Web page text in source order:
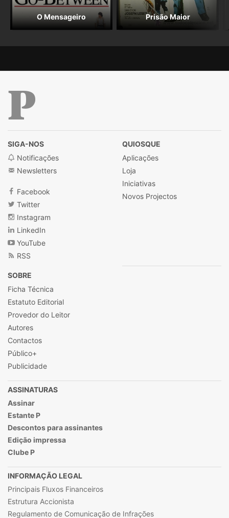
O Mensageiro Prisão Maior
SIGA-NOS
Notificações
Newsletters
Facebook
Twitter
Instagram
LinkedIn
YouTube
RSS
QUIOSQUE
Aplicações
Loja
Iniciativas
Novos Projectos
SOBRE
Ficha Técnica
Estatuto Editorial
Provedor do Leitor
Autores
Contactos
Público+
Publicidade
ASSINATURAS
Assinar
Estante P
Descontos para assinantes
Edição impressa
Clube P
INFORMAÇÃO LEGAL
Principais Fluxos Financeiros
Estrutura Accionista
Regulamento de Comunicação de Infrações